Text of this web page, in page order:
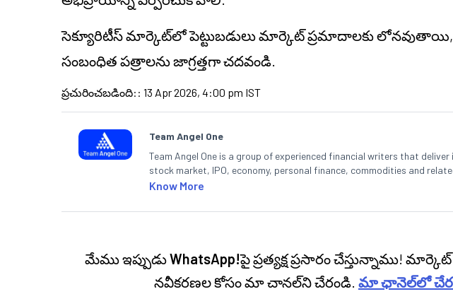
సెక్యూరిటీస్ మార్కెట్‌లో పెట్టుబడులు మార్కెట్ ప్రమాదాలకు లోనవుతాయి,
సంబంధిత పత్రాలను జాగ్రత్తగా చదవండి.
ప్రచురించబడింది: : 13 Apr 2026, 4:00 pm IST
Team Angel One
Team Angel One is a group of experienced financial writers that
stock market, IPO, economy, personal finance, commodities and
Know More
మేము ఇప్పుడుWhatsApp!పై ప్రత్యక్ష ప్రసారం చేస్తున్నాము!
నవీకరణల కోసం మా చానల్‌ని చేరండి. మా ఛానెల్‌లో